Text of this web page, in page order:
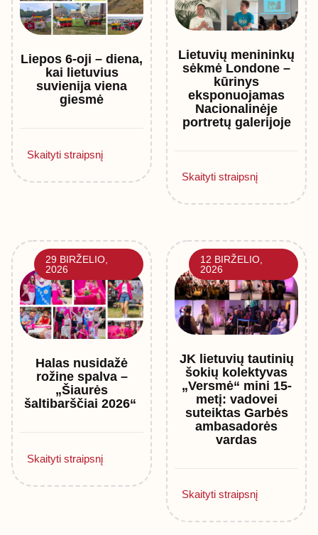
Liepos 6-oji – diena,
kai lietuvius
suvienija viena
giesmė
Skaityti straipsnį
Lietuvių menininkų
sėkmė Londone –
kūrinys
eksponuojamas
Nacionalinėje
portretų galerijoje
Skaityti straipsnį
29 BIRŽELIO,
2026
Halas nusidažė
rožine spalva –
„Šiaurės
šaltibarščiai 2026“
Skaityti straipsnį
12 BIRŽELIO,
2026
JK lietuvių tautinių
šokių kolektyvas
„Versmė“ mini 15-
metį: vadovei
suteiktas Garbės
ambasadorės
vardas
Skaityti straipsnį